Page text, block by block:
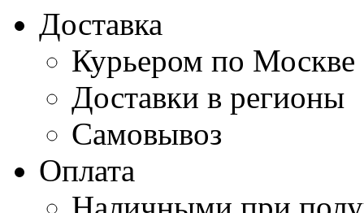
Доставка
Курьером по Москве
Доставки в регионы
Самовывоз
Оплата